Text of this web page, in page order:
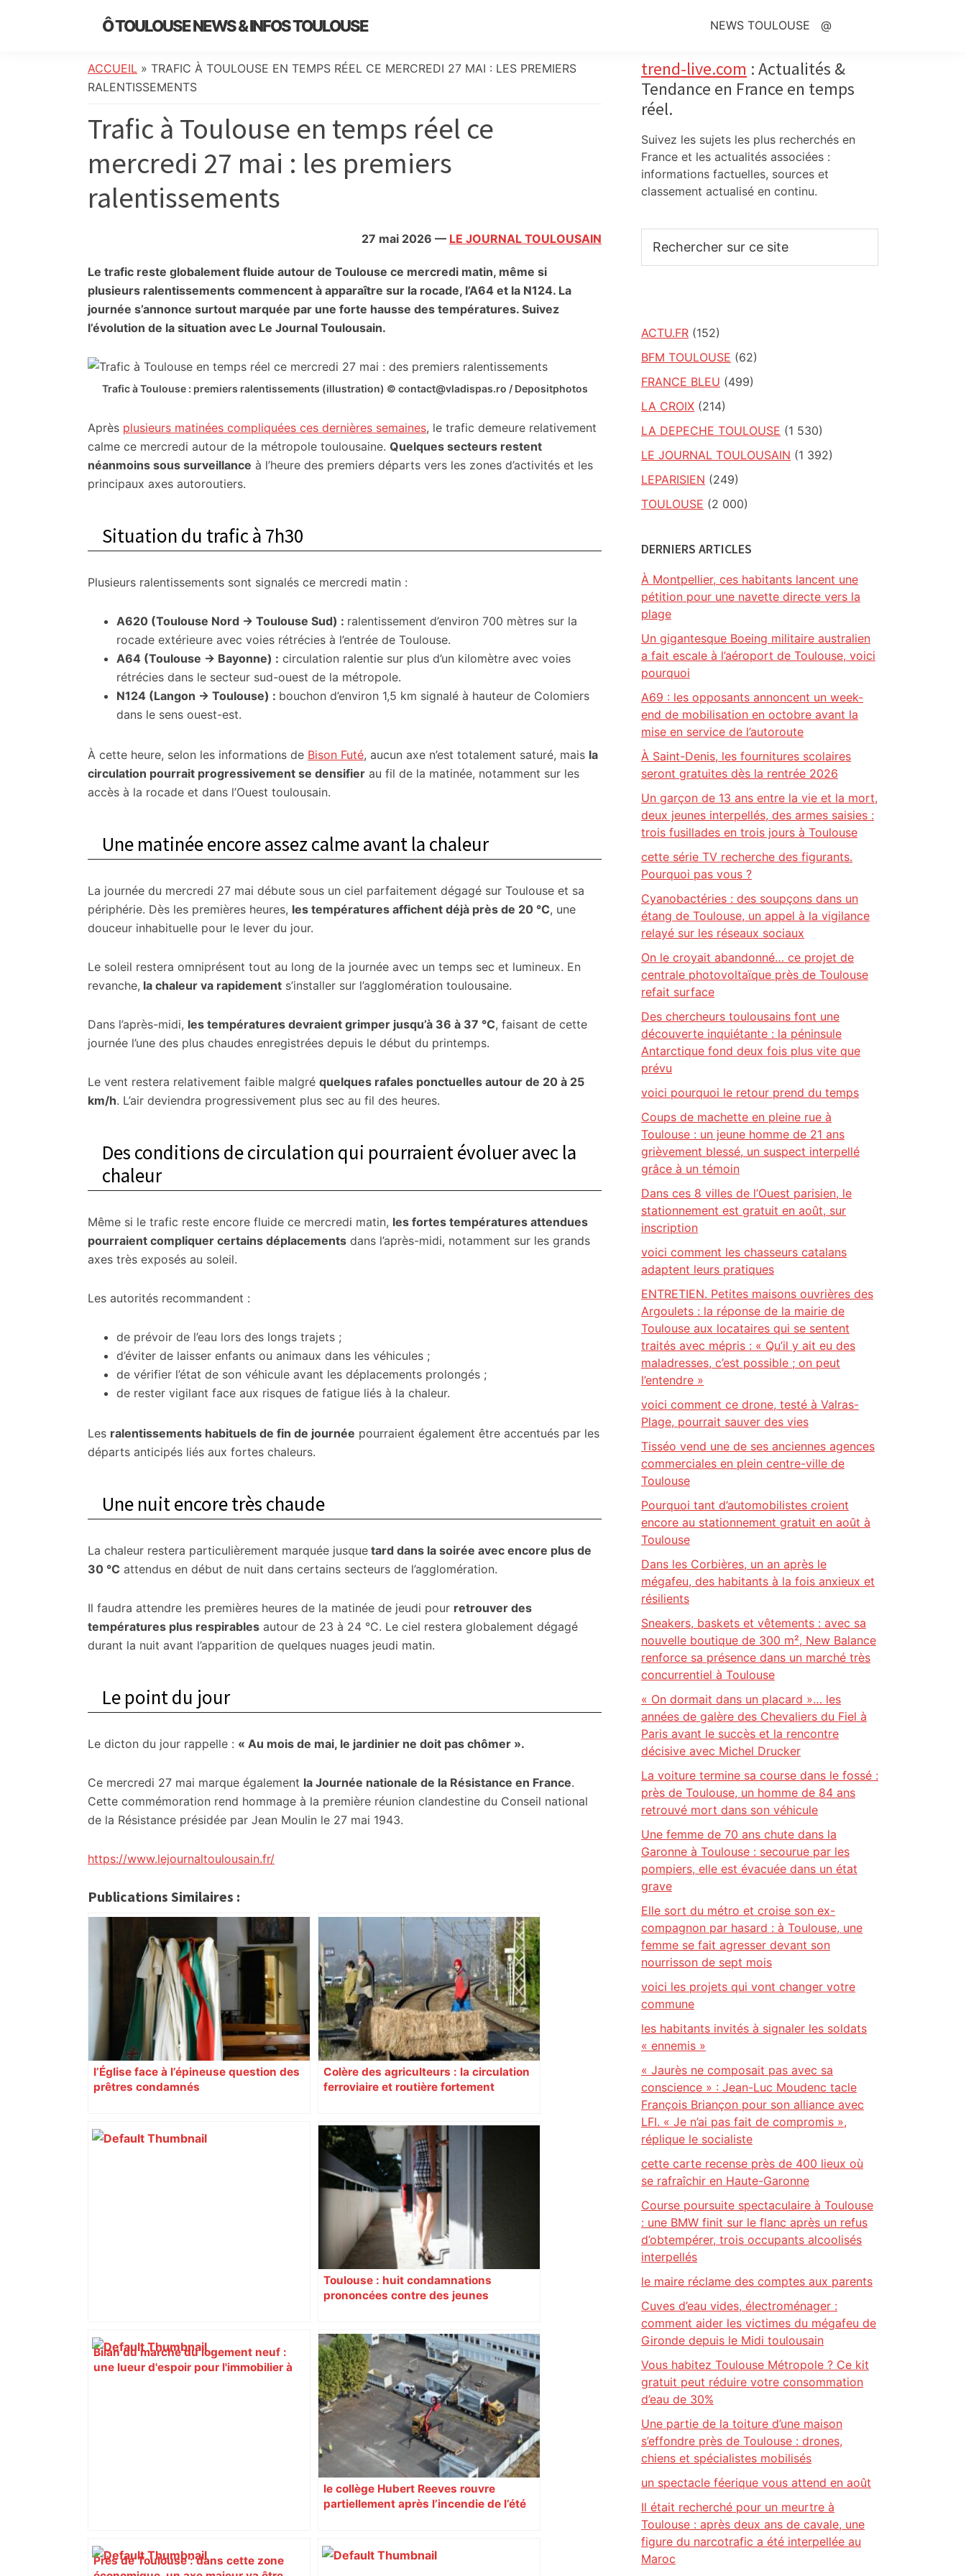
Ô TOULOUSE NEWS & INFOS TOULOUSE
de
l’actualité
info
locale,
société,
culture,
politique,
divers
et
initiatives
citoyennes
NEWS TOULOUSE @
ACCUEIL » TRAFIC À TOULOUSE EN TEMPS RÉEL CE MERCREDI 27 MAI : LES PREMIERS
RALENTISSEMENTS
Trafic à Toulouse en temps réel ce
mercredi 27 mai : les premiers
ralentissements
27 mai 2026 — LE JOURNAL TOULOUSAIN
Le trafic reste globalement fluide autour de Toulouse ce mercredi matin, même si
plusieurs ralentissements commencent à apparaître sur la rocade, l’A64 et la N124. La
journée s’annonce surtout marquée par une forte hausse des températures. Suivez
l’évolution de la situation avec Le Journal Toulousain.
Trafic à Toulouse : premiers ralentissements (illustration) © contact@vladispas.ro / Depositphotos
Après plusieurs matinées compliquées ces dernières semaines, le trafic demeure relativement
calme ce mercredi autour de la métropole toulousaine. Quelques secteurs restent
néanmoins sous surveillance à l’heure des premiers départs vers les zones d’activités et les
principaux axes autoroutiers.
Situation du trafic à 7h30
Plusieurs ralentissements sont signalés ce mercredi matin :
A620 (Toulouse Nord → Toulouse Sud) : ralentissement d’environ 700 mètres sur la
rocade extérieure avec voies rétrécies à l’entrée de Toulouse.
A64 (Toulouse → Bayonne) : circulation ralentie sur plus d’un kilomètre avec voies
rétrécies dans le secteur sud-ouest de la métropole.
N124 (Langon → Toulouse) : bouchon d’environ 1,5 km signalé à hauteur de Colomiers
dans le sens ouest-est.
À cette heure, selon les informations de Bison Futé, aucun axe n’est totalement saturé, mais la
circulation pourrait progressivement se densifier au fil de la matinée, notamment sur les
accès à la rocade et dans l’Ouest toulousain.
Une matinée encore assez calme avant la chaleur
La journée du mercredi 27 mai débute sous un ciel parfaitement dégagé sur Toulouse et sa
périphérie. Dès les premières heures, les températures affichent déjà près de 20 °C, une
douceur inhabituelle pour le lever du jour.
Le soleil restera omniprésent tout au long de la journée avec un temps sec et lumineux. En
revanche, la chaleur va rapidement s’installer sur l’agglomération toulousaine.
Dans l’après-midi, les températures devraient grimper jusqu’à 36 à 37 °C, faisant de cette
journée l’une des plus chaudes enregistrées depuis le début du printemps.
Le vent restera relativement faible malgré quelques rafales ponctuelles autour de 20 à 25
km/h. L’air deviendra progressivement plus sec au fil des heures.
Des conditions de circulation qui pourraient évoluer avec la
chaleur
Même si le trafic reste encore fluide ce mercredi matin, les fortes températures attendues
pourraient compliquer certains déplacements dans l’après-midi, notamment sur les grands
axes très exposés au soleil.
Les autorités recommandent :
de prévoir de l’eau lors des longs trajets ;
d’éviter de laisser enfants ou animaux dans les véhicules ;
de vérifier l’état de son véhicule avant les déplacements prolongés ;
de rester vigilant face aux risques de fatigue liés à la chaleur.
Les ralentissements habituels de fin de journée pourraient également être accentués par les
départs anticipés liés aux fortes chaleurs.
Une nuit encore très chaude
La chaleur restera particulièrement marquée jusque tard dans la soirée avec encore plus de
30 °C attendus en début de nuit dans certains secteurs de l’agglomération.
Il faudra attendre les premières heures de la matinée de jeudi pour retrouver des
températures plus respirables autour de 23 à 24 °C. Le ciel restera globalement dégagé
durant la nuit avant l’apparition de quelques nuages jeudi matin.
Le point du jour
Le dicton du jour rappelle : « Au mois de mai, le jardinier ne doit pas chômer ».
Ce mercredi 27 mai marque également la Journée nationale de la Résistance en France.
Cette commémoration rend hommage à la première réunion clandestine du Conseil national
de la Résistance présidée par Jean Moulin le 27 mai 1943.
https://www.lejournaltoulousain.fr/
Publications Similaires :
l’Église face à l’épineuse question des
prêtres condamnés
Colère des agriculteurs : la circulation
ferroviaire et routière fortement
Bilan du marché du logement neuf :
une lueur d'espoir pour l'immobilier à
Toulouse : huit condamnations
prononcées contre des jeunes
Près de Toulouse : dans cette zone
le collège Hubert Reeves rouvre
partiellement après l’incendie de l’été
Primary
Sidebar
trend-live.com : Actualités &
Tendance en France en temps
réel.
Suivez les sujets les plus recherchés en
France et les actualités associées :
informations factuelles, sources et
classement actualisé en continu.
sur
ACTU.FR (152)
BFM TOULOUSE (62)
FRANCE BLEU (499)
LA CROIX (214)
LA DEPECHE TOULOUSE (1 530)
LE JOURNAL TOULOUSAIN (1 392)
LEPARISIEN (249)
TOULOUSE (2 000)
DERNIERS ARTICLES
À Montpellier, ces habitants lancent une
pétition pour une navette directe vers la
plage
Un gigantesque Boeing militaire australien
a fait escale à l’aéroport de Toulouse, voici
pourquoi
A69 : les opposants annoncent un week-
end de mobilisation en octobre avant la
mise en service de l’autoroute
À Saint-Denis, les fournitures scolaires
seront gratuites dès la rentrée 2026
Un garçon de 13 ans entre la vie et la mort,
deux jeunes interpellés, des armes saisies :
trois fusillades en trois jours à Toulouse
cette série TV recherche des figurants.
Pourquoi pas vous ?
Cyanobactéries : des soupçons dans un
étang de Toulouse, un appel à la vigilance
relayé sur les réseaux sociaux
On le croyait abandonné… ce projet de
centrale photovoltaïque près de Toulouse
refait surface
Des chercheurs toulousains font une
découverte inquiétante : la péninsule
Antarctique fond deux fois plus vite que
prévu
voici pourquoi le retour prend du temps
Coups de machette en pleine rue à
Toulouse : un jeune homme de 21 ans
grièvement blessé, un suspect interpellé
grâce à un témoin
Dans ces 8 villes de l’Ouest parisien, le
stationnement est gratuit en août, sur
inscription
voici comment les chasseurs catalans
adaptent leurs pratiques
ENTRETIEN. Petites maisons ouvrières des
Argoulets : la réponse de la mairie de
Toulouse aux locataires qui se sentent
traités avec mépris : « Qu’il y ait eu des
maladresses, c’est possible ; on peut
l’entendre »
voici comment ce drone, testé à Valras-
Plage, pourrait sauver des vies
Tisséo vend une de ses anciennes agences
commerciales en plein centre-ville de
Toulouse
Pourquoi tant d’automobilistes croient
encore au stationnement gratuit en août à
Toulouse
Dans les Corbières, un an après le
mégafeu, des habitants à la fois anxieux et
résilients
Sneakers, baskets et vêtements : avec sa
nouvelle boutique de 300 m², New Balance
renforce sa présence dans un marché très
concurrentiel à Toulouse
« On dormait dans un placard »… les
années de galère des Chevaliers du Fiel à
Paris avant le succès et la rencontre
décisive avec Michel Drucker
La voiture termine sa course dans le fossé :
près de Toulouse, un homme de 84 ans
retrouvé mort dans son véhicule
Une femme de 70 ans chute dans la
Garonne à Toulouse : secourue par les
pompiers, elle est évacuée dans un état
grave
Elle sort du métro et croise son ex-
compagnon par hasard : à Toulouse, une
femme se fait agresser devant son
nourrisson de sept mois
voici les projets qui vont changer votre
commune
les habitants invités à signaler les soldats
« ennemis »
« Jaurès ne composait pas avec sa
conscience » : Jean-Luc Moudenc tacle
François Briançon pour son alliance avec
LFI. « Je n’ai pas fait de compromis »,
réplique le socialiste
cette carte recense près de 400 lieux où
se rafraîchir en Haute-Garonne
Course poursuite spectaculaire à Toulouse
: une BMW finit sur le flanc après un refus
d’obtempérer, trois occupants alcoolisés
interpellés
le maire réclame des comptes aux parents
Cuves d’eau vides, électroménager :
comment aider les victimes du mégafeu de
Gironde depuis le Midi toulousain
Vous habitez Toulouse Métropole ? Ce kit
gratuit peut réduire votre consommation
d’eau de 30%
Une partie de la toiture d’une maison
s’effondre près de Toulouse : drones,
chiens et spécialistes mobilisés
un spectacle féerique vous attend en août
Il était recherché pour un meurtre à
Toulouse : après deux ans de cavale, une
figure du narcotrafic a été interpellée au
Maroc